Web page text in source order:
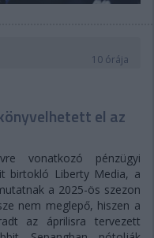
10 órája
el az
vonatkozó pénzügyi
birtokló Liberty Media, a
a 2025-ös szezon
nem meglepő, hiszen a
az áprilisra tervezett